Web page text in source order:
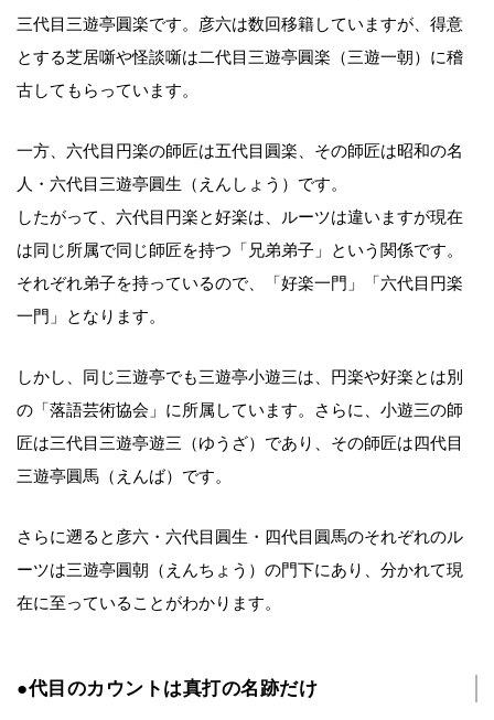
三代目三遊亭圓楽です。彦六は数回移籍していますが、得意
とする芝居噺や怪談噺は二代目三遊亭圓楽（三遊一朝）に稽
古してもらっています。
一方、六代目円楽の師匠は五代目圓楽、その師匠は昭和の名
人・六代目三遊亭圓生（えんしょう）です。
したがって、六代目円楽と好楽は、ルーツは違いますが現在
は同じ所属で同じ師匠を持つ「兄弟弟子」という関係です。
それぞれ弟子を持っているので、「好楽一門」「六代目円楽
一門」となります。
しかし、同じ三遊亭でも三遊亭小遊三は、円楽や好楽とは別
の「落語芸術協会」に所属しています。さらに、小遊三の師
匠は三代目三遊亭遊三（ゆうざ）であり、その師匠は四代目
三遊亭圓馬（えんば）です。
さらに遡ると彦六・六代目圓生・四代目圓馬のそれぞれのル
ーツは三遊亭圓朝（えんちょう）の門下にあり、分かれて現
在に至っていることがわかります。
●代目のカウントは真打の名跡だけ